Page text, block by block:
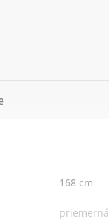
168 cm
priemerná